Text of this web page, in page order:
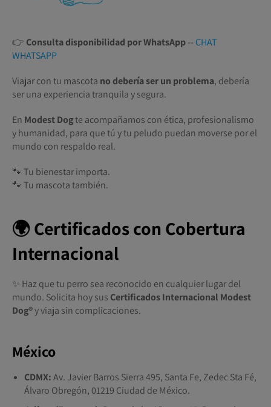
👉 Consulta disponibilidad por WhatsApp-- CHAT
WHATSAPP
Viajar con tu mascota no debería ser un problema, debería
ser una experiencia tranquila y segura.
En Modest Dogte acompañamos con ética, profesionalismo
y humanidad, para que tú y tu peludo puedan moverse por el
mundo con respaldo real.
🐾 Tu bienestar importa.
🐾 Tu mascota también.
🌍 Certificados con Cobertura
Internacional
✨ Haz que tu perro sea reconocido en cualquier lugar del
mundo. Solicita hoy sus Certificados Internacional Modest
Dog®️y viaja sin complicaciones.
México
CDMX:Av. Javier Barros Sierra 495, Santa Fe, Zedec Sta Fé,
Álvaro Obregón, 01219 Ciudad de México.